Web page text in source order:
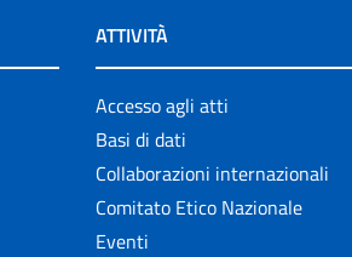
ATTIVITÀ
Accesso agli atti
Basi di dati
Collaborazioni internazionali
Comitato Etico Nazionale
Eventi